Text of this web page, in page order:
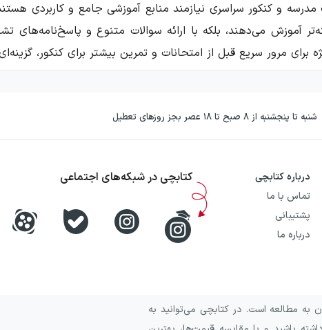
مدرسه و کنکور سراسری نیازمند منابع آموزشی جامع و کاربردی
آموزش می‌دهند، بلکه با ارائه سوالات متنوع و پاسخ‌نامه‌های
مرور سریع قبل از امتحانات و تمرین بیشتر برای کنکور،
منابع آموزشی جامع و کاربردی برای دانش‌آموزان مقطع متوسطه
و آمادگی برای امتحانات مدرسه و کنکور تألیف شده‌اند و
شده‌اند که به دانش‌آموزان کمک می‌کند مفاهیم را به‌صورت
شنبه تا پنجشنبه از ۸ صبح تا ۱۸ عصر بجز روزهای تعطیل
درباره کتابچی
تماس با ما
پشتیبانی
درباره ما
کتابچی در شبکه‌های اجتماعی
به مطالعه است. در کتابچی می‌توانید به